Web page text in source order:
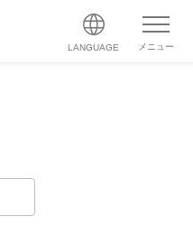
LANGUAGE メニュー